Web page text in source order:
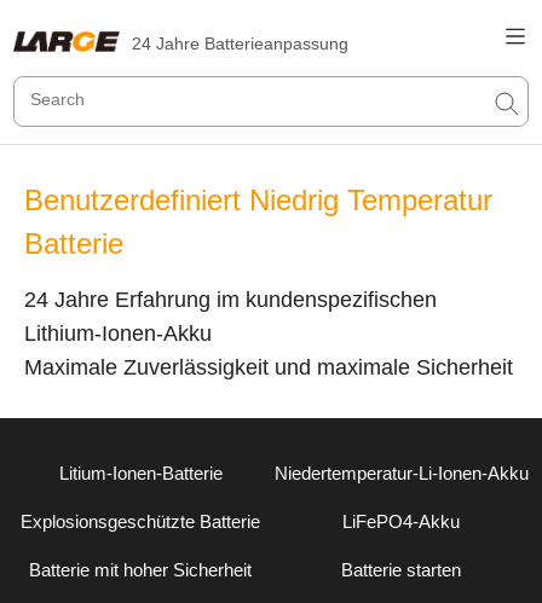
24 Jahre Batterieanpassung
Benutzerdefiniert Niedrig Temperatur
Batterie
24 Jahre Erfahrung im kundenspezifischen
Lithium-Ionen-Akku
Maximale Zuverlässigkeit und maximale Sicherheit
Litium-Ionen-Batterie Niedertemperatur-Li-Ionen-Akku
Explosionsgeschützte Batterie LiFePO4-Akku
Batterie mit hoher Sicherheit Batterie starten